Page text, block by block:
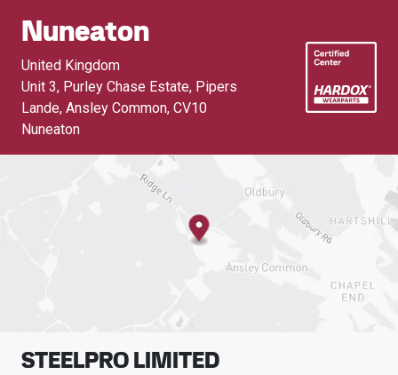
Nuneaton
United Kingdom
Unit 3, Purley Chase Estate, Pipers
Lande, Ansley Common, CV10
Nuneaton
STEELPRO LIMITED